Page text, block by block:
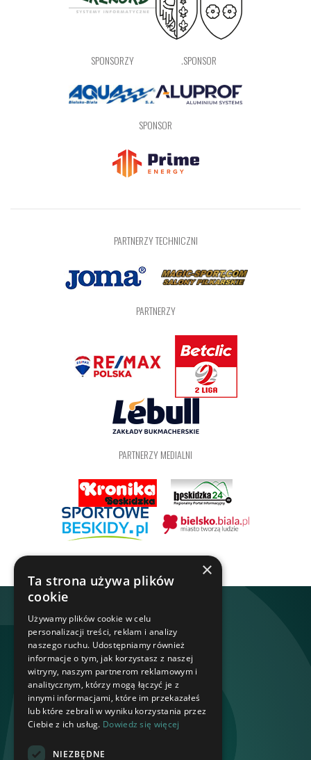
SPONSORZY .SPONSOR
SPONSOR
PARTNERZY TECHNICZNI
PARTNERZY
PARTNERZY MEDIALNI
×
Ta strona używa plików
cookie
Używamy plików cookie w celu
personalizacji treści, reklam i analizy
naszego ruchu. Udostępniamy również
informacje o tym, jak korzystasz z naszej
witryny, naszym partnerom reklamowym i
analitycznym, którzy mogą łączyć je z
innymi informacjami, które im przekazałeś
lub które zebrali w wyniku korzystania przez
Ciebie z ich usług. Dowiedz się więcej
NIEZBĘDNE